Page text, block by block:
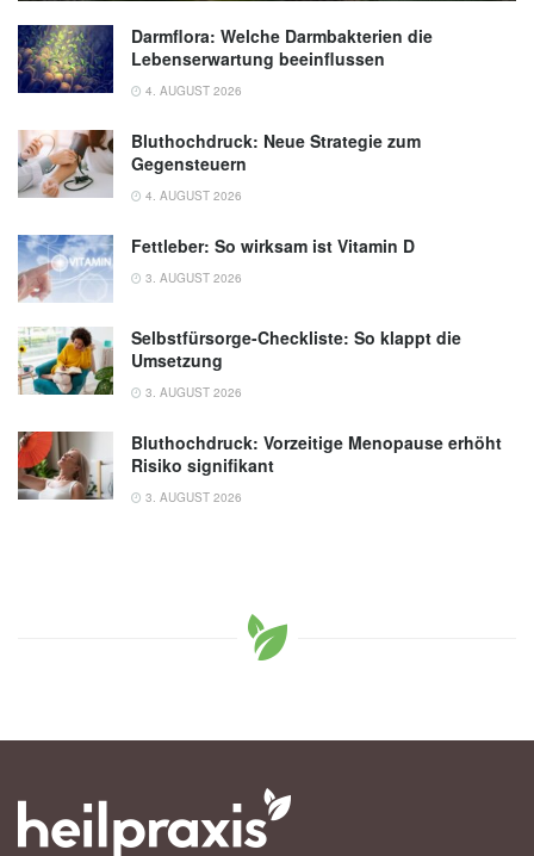
Darmflora: Welche Darmbakterien die
Lebenserwartung beeinflussen
4. AUGUST 2026
Bluthochdruck: Neue Strategie zum
Gegensteuern
4. AUGUST 2026
Fettleber: So wirksam ist Vitamin D
3. AUGUST 2026
Selbstfürsorge-Checkliste: So klappt die
Umsetzung
3. AUGUST 2026
Bluthochdruck: Vorzeitige Menopause erhöht
Risiko signifikant
3. AUGUST 2026